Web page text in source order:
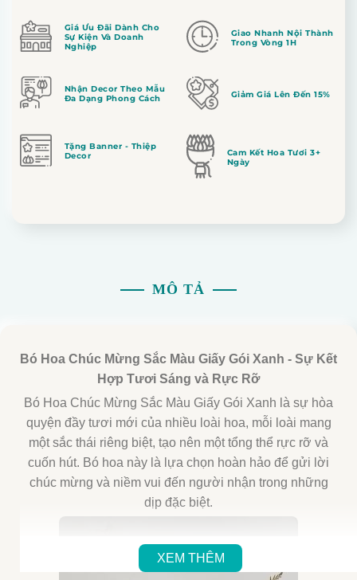
Giá Ưu Đãi Dành Cho
Sự Kiện Và Doanh
Nghiệp
Giao Nhanh Nội Thành
Trong Vòng 1H
Nhận Decor Theo Mẫu
Đa Dạng Phong Cách
Giảm Giá Lên Đến 15%
Tặng Banner - Thiệp
Decor
Cam Kết Hoa Tươi 3+
Ngày
MÔ TẢ
Bó Hoa Chúc Mừng Sắc Màu Giấy Gói Xanh - Sự Kết
Hợp Tươi Sáng và Rực Rỡ
Bó Hoa Chúc Mừng Sắc Màu Giấy Gói Xanh là sự hòa
quyện đầy tươi mới của nhiều loài hoa, mỗi loài mang
một sắc thái riêng biệt, tạo nên một tổng thể rực rỡ và
cuốn hút. Bó hoa này là lựa chọn hoàn hảo để gửi lời
chúc mừng và niềm vui đến người nhận trong những
dịp đặc biệt.
XEM THÊM